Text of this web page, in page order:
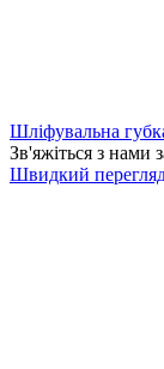
Шліфувальна
Зв'яжіться з нами
Швидкий